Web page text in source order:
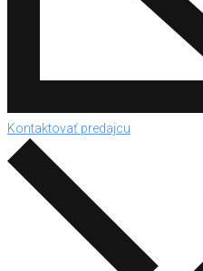
Kontaktovať predajcu